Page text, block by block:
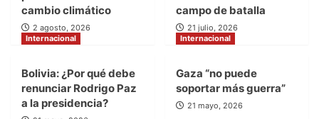
cambio climático
2 agosto, 2026
campo de batalla
21 julio, 2026
Internacional
Bolivia: ¿Por qué debe
renunciar Rodrigo Paz
a la presidencia?
Internacional
Gaza “no puede
soportar más guerra”
21 mayo, 2026